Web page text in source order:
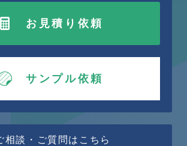
お見積り依頼
サンプル依頼
相談・ご質問はこちら